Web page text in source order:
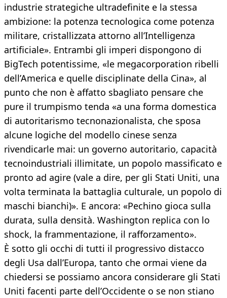
industrie strategiche ultradefinite e la stessa
ambizione: la potenza tecnologica come potenza
militare, cristallizzata attorno all’Intelligenza
artificiale». Entrambi gli imperi dispongono di
BigTech potentissime, «le megacorporation ribelli
dell’America e quelle disciplinate della Cina», al
punto che non è affatto sbagliato pensare che
pure il trumpismo tenda «a una forma domestica
di autoritarismo tecnonazionalista, che sposa
alcune logiche del modello cinese senza
rivendicarle mai: un governo autoritario, capacità
tecnoindustriali illimitate, un popolo massificato e
pronto ad agire (vale a dire, per gli Stati Uniti, una
volta terminata la battaglia culturale, un popolo di
maschi bianchi)». E ancora: «Pechino gioca sulla
durata, sulla densità. Washington replica con lo
shock, la frammentazione, il rafforzamento».
È sotto gli occhi di tutti il progressivo distacco
degli Usa dall’Europa, tanto che ormai viene da
chiedersi se possiamo ancora considerare gli Stati
Uniti facenti parte dell’Occidente o se non stiano